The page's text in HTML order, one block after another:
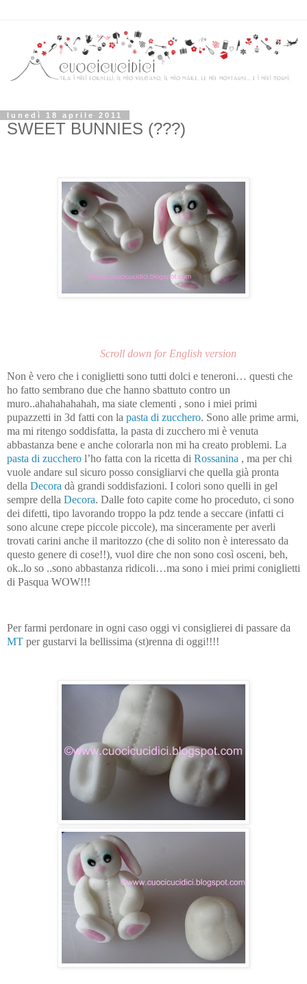
lunedì 18 aprile 2011
SWEET BUNNIES (???)
Scroll down for English version
Non è vero che i coniglietti sono tutti dolci e teneroni… questi che
ho fatto sembrano due che hanno sbattuto contro un
muro..ahahahahahah, ma siate clementi , sono i miei primi
pupazzetti in 3d fatti con la pasta di zucchero. Sono alle prime armi,
ma mi ritengo soddisfatta, la pasta di zucchero mi è venuta
abbastanza bene e anche colorarla non mi ha creato problemi. La
pasta di zucchero l’ho fatta con la ricetta di Rossanina , ma per chi
vuole andare sul sicuro posso consigliarvi che quella già pronta
della Decora dà grandi soddisfazioni. I colori sono quelli in gel
sempre della Decora. Dalle foto capite come ho proceduto, ci sono
dei difetti, tipo lavorando troppo la pdz tende a seccare (infatti ci
sono alcune crepe piccole piccole), ma sinceramente per averli
trovati carini anche il maritozzo (che di solito non è interessato da
questo genere di cose!!), vuol dire che non sono così osceni, beh,
ok..lo so ..sono abbastanza ridicoli…ma sono i miei primi coniglietti
di Pasqua WOW!!!
Per farmi perdonare in ogni caso oggi vi consiglierei di passare da
MT per gustarvi la bellissima (st)renna di oggi!!!!